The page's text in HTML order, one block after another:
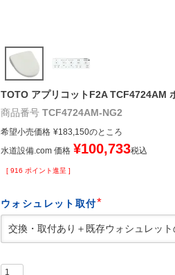
TOTO アプリコットF2A TCF4724AM
商品番号 TCF4724AM-NG2
希望小売価格 ¥183,150のところ
水道設備.com 価格 ¥100,733税込
[ 916 ポイント進呈 ]
ウォシュレット取付
(
必
須